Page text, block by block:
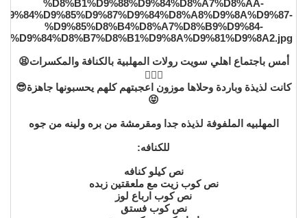
أمس باجتماع اهلي سويت رولات المهلبية بالكنافة والمكسرات😫
👌🏼💔
كانت لذيذة وباردة وحلاها موزون اعجبتهم كلهم يحسبونها جاهزة😎
😝
المهلبيه الملفوفة لذيذه جدا ومقرمشة من بره ولينه من جوه
للكنافه:
نص كيلو كنافه
نص كوب زيت مع ملعقتين زبده
نص كوب ارباع لوز
نص كوب فستق